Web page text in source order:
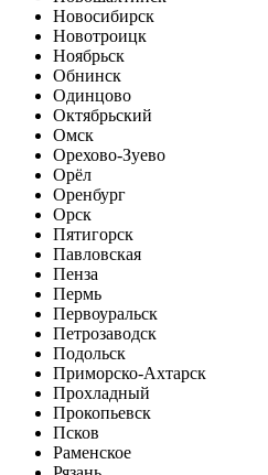
Новосибирск
Новотроицк
Ноябрьск
Обнинск
Одинцово
Октябрьский
Омск
Орехово-Зуево
Орёл
Оренбург
Орск
Пятигорск
Павловская
Пенза
Пермь
Первоуральск
Петрозаводск
Подольск
Приморско-Ахтарск
Прохладный
Прокопьевск
Псков
Раменское